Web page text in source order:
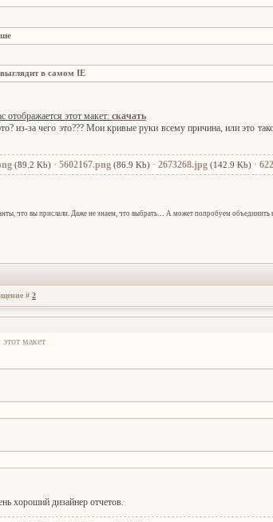
отображается этот макет: скачать
из-за чего это??? Мои кривые руки всему причина, или это
(89.2 Kb) · 5602167.png (86.9 Kb) · 2673268.jpg (142.9 Kb) ·
что вы прислали. Даже не знаем, что выбрать… А может попробуем объединить
# 2
этот макет
хороший дизайнер отчетов.